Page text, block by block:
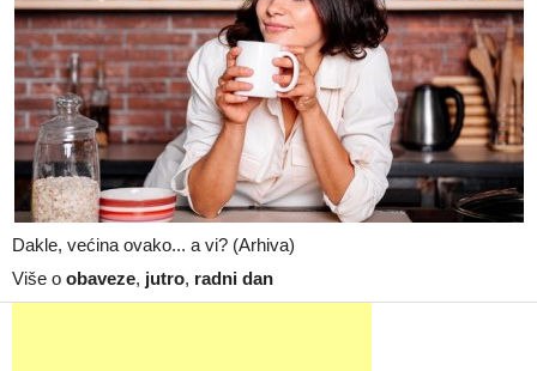
Dakle, većina ovako... a vi? (Arhiva)
Više o obaveze, jutro, radni dan